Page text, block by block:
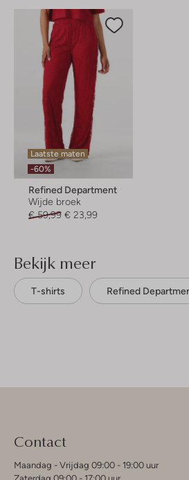
Laatste maten
-60%
Refined Department
Wijde broek
€ 59,99 € 23,99
Bekijk meer
T-shirts Refined
Contact
Maandag - Vrijdag 09:00 - 19:00 uur